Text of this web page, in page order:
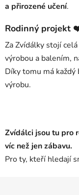
a přirozené učení.
Rodinný projekt
Za Zvídálky stojí
výrobou a balením,
Díky tomu má každý
výrobu.
Zvídálci jsou tu pro
víc než jen zábavu.
Pro ty, kteří hledají